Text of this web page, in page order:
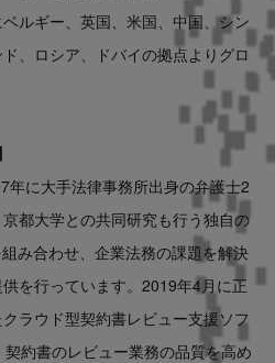
ルギー、英国、米国、中国、シン
、ロシア、ドバイの拠点よりグロ
に大手法律事務所出身の弁護士2
都大学との共同研究も行う独自の
み合わせ、企業法務の課題を解決
を行っています。2019年4月に正
ラウド型契約書レビュー支援ソフ
約書のレビュー業務の品質を高め